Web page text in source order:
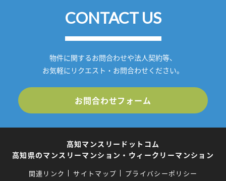
CONTACT US
物件に関するお問合わせや法人契約等、
お気軽にリクエスト・お問合わせください。
お問合わせフォーム
高知マンスリードットコム
高知県のマンスリーマンション・ウィークリーマンション
関連リンク サイトマップ プライバシーポリシー